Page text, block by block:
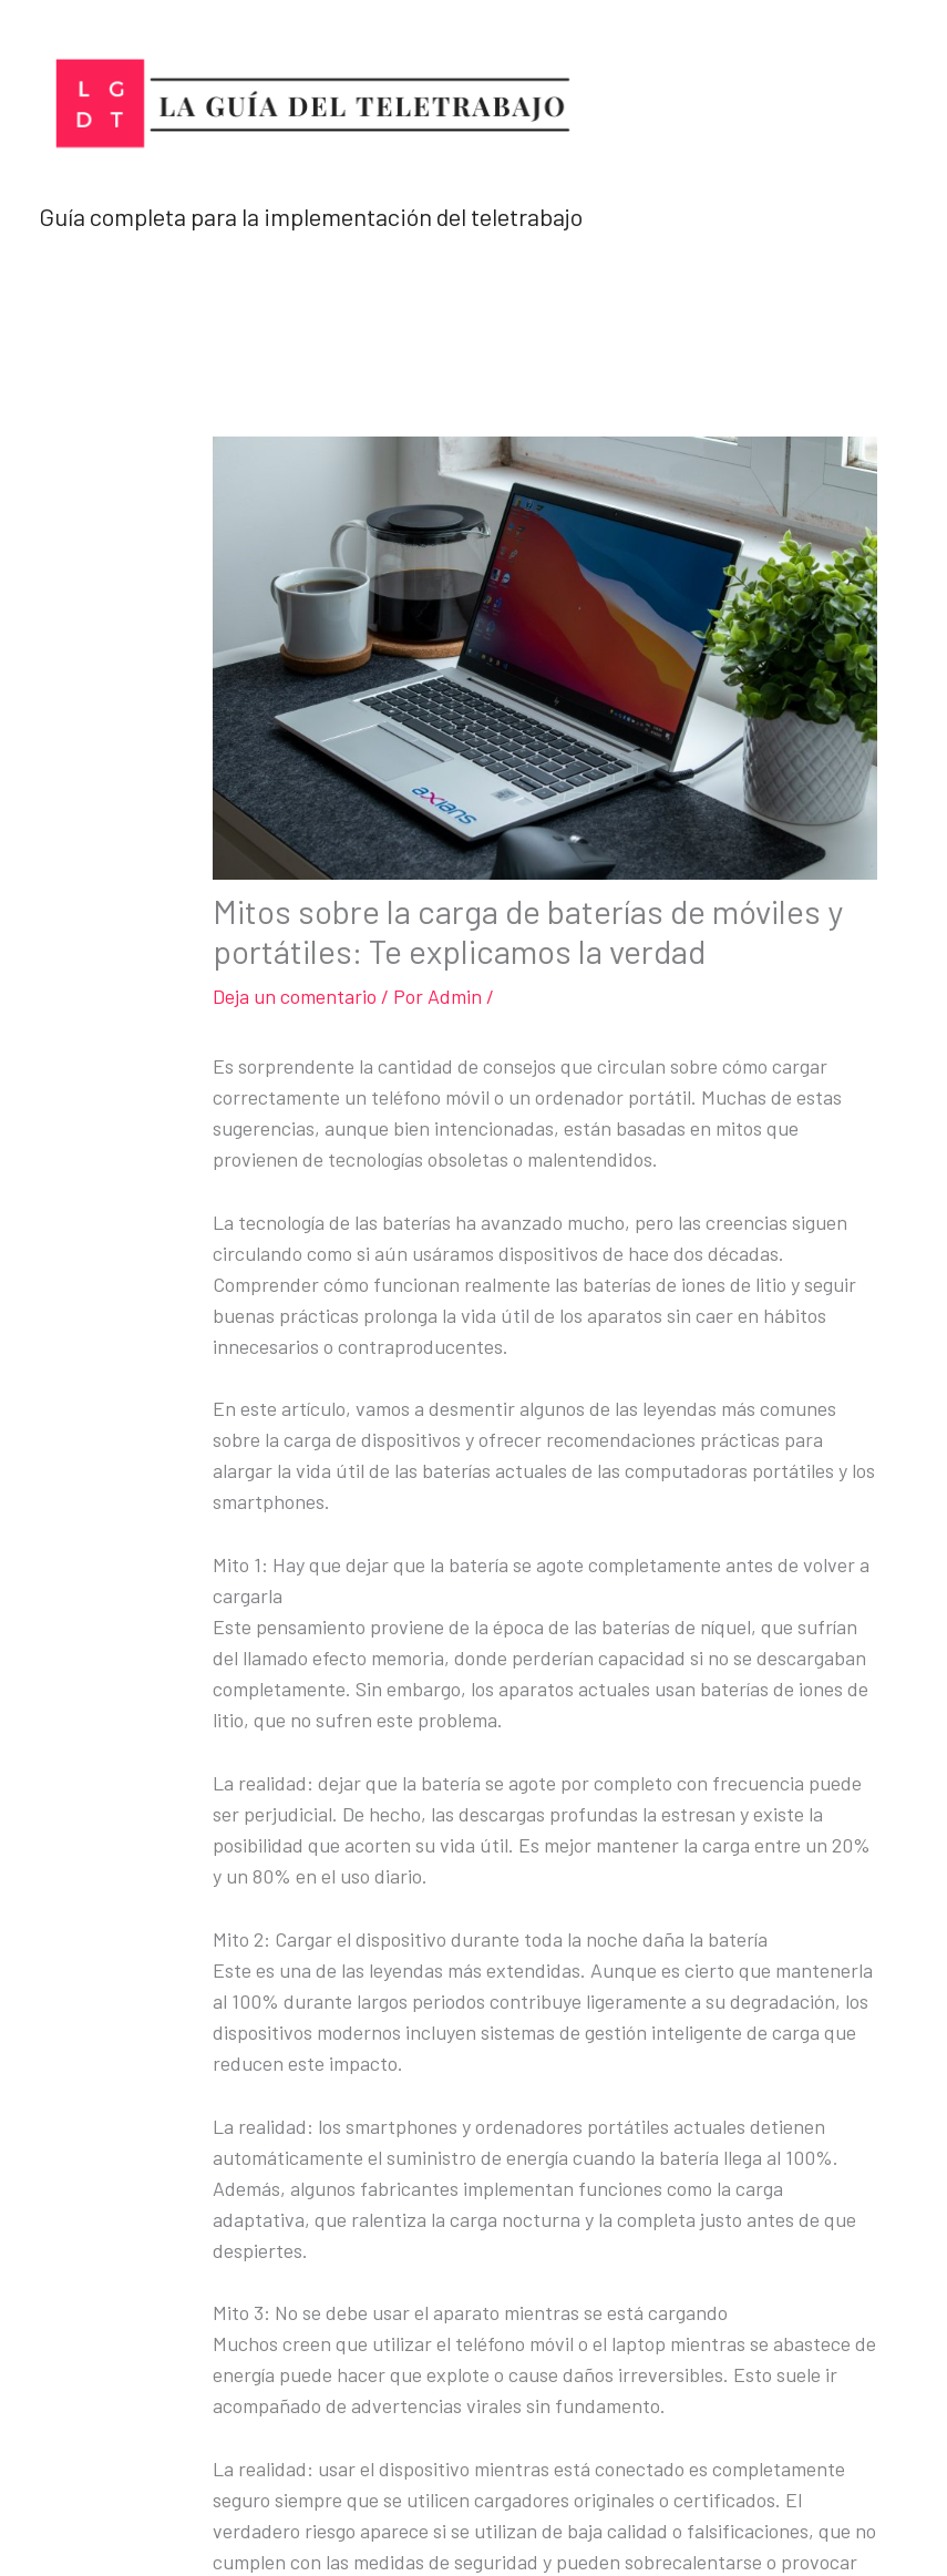
contenido
Guía completa para la implementación del teletrabajo
Mitos sobre la carga de baterías de móviles y
portátiles: Te explicamos la verdad
Deja un comentario / Por Admin /
Es sorprendente la cantidad de consejos que circulan sobre cómo cargar
correctamente un teléfono móvil o un ordenador portátil. Muchas de estas
sugerencias, aunque bien intencionadas, están basadas en mitos que
provienen de tecnologías obsoletas o malentendidos.
La tecnología de las baterías ha avanzado mucho, pero las creencias siguen
circulando como si aún usáramos dispositivos de hace dos décadas.
Comprender cómo funcionan realmente las baterías de iones de litio y seguir
buenas prácticas prolonga la vida útil de los aparatos sin caer en hábitos
innecesarios o contraproducentes.
En este artículo, vamos a desmentir algunos de las leyendas más comunes
sobre la carga de dispositivos y ofrecer recomendaciones prácticas para
alargar la vida útil de las baterías actuales de las computadoras portátiles y los
smartphones.
Mito 1: Hay que dejar que la batería se agote completamente antes de volver a
cargarla
Este pensamiento proviene de la época de las baterías de níquel, que sufrían
del llamado efecto memoria, donde perderían capacidad si no se descargaban
completamente. Sin embargo, los aparatos actuales usan baterías de iones de
litio, que no sufren este problema.
La realidad: dejar que la batería se agote por completo con frecuencia puede
ser perjudicial. De hecho, las descargas profundas la estresan y existe la
posibilidad que acorten su vida útil. Es mejor mantener la carga entre un 20%
y un 80% en el uso diario.
Mito 2: Cargar el dispositivo durante toda la noche daña la batería
Este es una de las leyendas más extendidas. Aunque es cierto que mantenerla
al 100% durante largos periodos contribuye ligeramente a su degradación, los
dispositivos modernos incluyen sistemas de gestión inteligente de carga que
reducen este impacto.
La realidad: los smartphones y ordenadores portátiles actuales detienen
automáticamente el suministro de energía cuando la batería llega al 100%.
Además, algunos fabricantes implementan funciones como la carga
adaptativa, que ralentiza la carga nocturna y la completa justo antes de que
despiertes.
Mito 3: No se debe usar el aparato mientras se está cargando
Muchos creen que utilizar el teléfono móvil o el laptop mientras se abastece de
energía puede hacer que explote o cause daños irreversibles. Esto suele ir
acompañado de advertencias virales sin fundamento.
La realidad: usar el dispositivo mientras está conectado es completamente
seguro siempre que se utilicen cargadores originales o certificados. El
verdadero riesgo aparece si se utilizan de baja calidad o falsificaciones, que no
cumplen con las medidas de seguridad y pueden sobrecalentarse o provocar